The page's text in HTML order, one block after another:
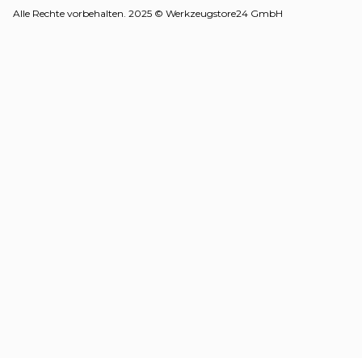
Alle Rechte vorbehalten. 2025 © Werkzeugstore24 GmbH